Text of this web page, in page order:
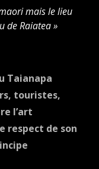
mais le lieu
de Raiatea »
Taianapa
touristes,
l’art
respect de son